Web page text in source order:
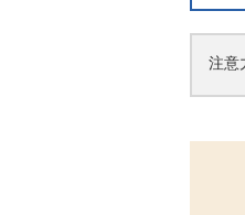
注意